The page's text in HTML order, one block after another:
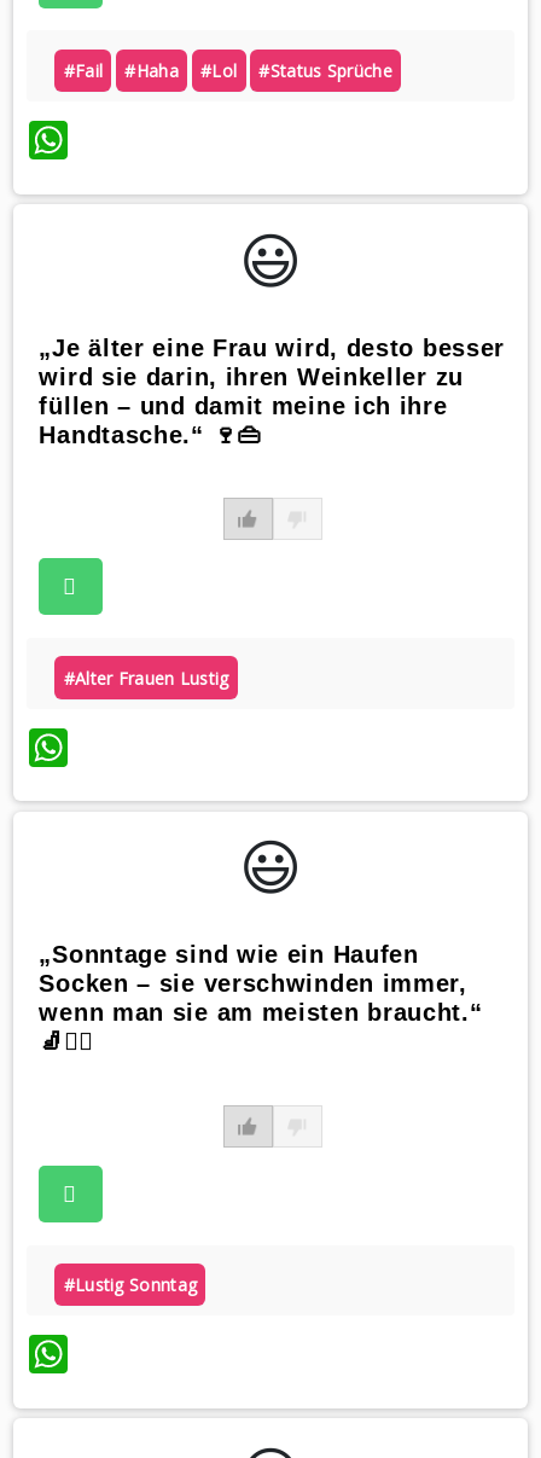
#fail #haha #lol #status Sprüche
WhatsApp
😃️
„Je älter eine Frau wird, desto besser
wird sie darin, ihren Weinkeller zu
füllen – und damit meine ich ihre
Handtasche.“ 🍷👜
#alter Frauen Lustig
WhatsApp
😃️
„Sonntage sind wie ein Haufen
Socken – sie verschwinden immer,
wenn man sie am meisten braucht.“
🧦🤷‍♀️
#lustig Sonntag
WhatsApp